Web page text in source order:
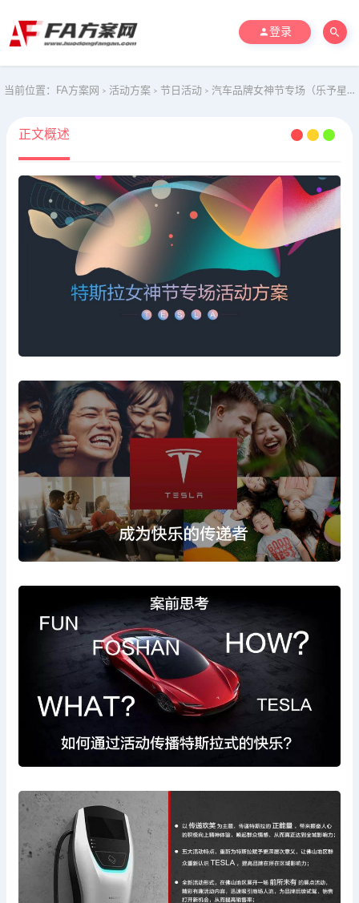
登录
当前位置： FA方案网 > 活动方案 > 节日活动 > 汽车品牌女神节专场（乐予星光·城市力量主题）活动策划方案-62P
正文概述